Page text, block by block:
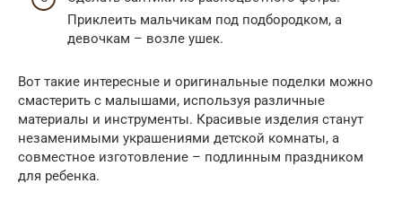
Приклеить мальчикам под подбородком, а
девочкам – возле ушек.
Вот такие интересные и оригинальные поделки можно
смастерить с малышами, используя различные
материалы и инструменты. Красивые изделия станут
незаменимыми украшениями детской комнаты, а
совместное изготовление – подлинным праздником
для ребенка.